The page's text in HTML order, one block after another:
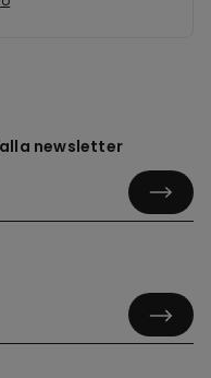
newsletter